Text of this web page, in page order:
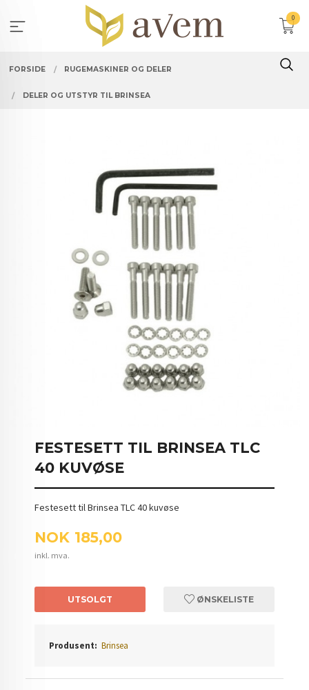
innholdet
0
FORSIDE RUGEMASKINER OG DELER
DELER OG UTSTYR TIL BRINSEA
FESTESETT TIL BRINSEA TLC
40 KUVØSE
Festesett til Brinsea TLC 40 kuvøse
Pris
NOK 185,00
inkl. mva.
UTSOLGT ØNSKELISTE
Produsent: Brinsea